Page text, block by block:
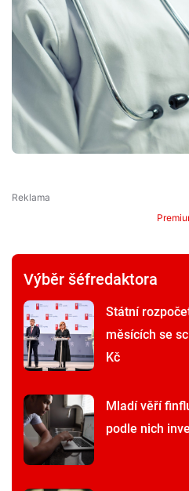
Výběr šéfredaktora
Státní
měsících se
Kč
Mladí věří
podle nich